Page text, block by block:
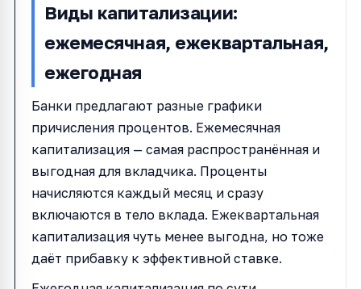
Виды капитализации:
ежемесячная, ежеквартальная,
ежегодная
Банки предлагают разные графики
причисления процентов. Ежемесячная
капитализация — самая распространённая и
выгодная для вкладчика. Проценты
начисляются каждый месяц и сразу
включаются в тело вклада. Ежеквартальная
капитализация чуть менее выгодна, но тоже
даёт прибавку к эффективной ставке.